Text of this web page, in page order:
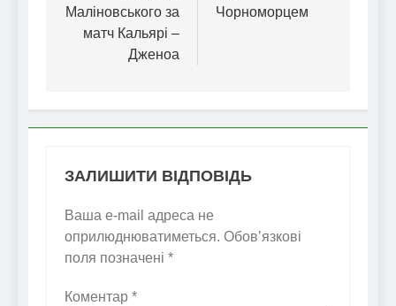
Маліновського за
матч Кальярі –
Дженоа
Чорноморцем
ЗАЛИШИТИ ВІДПОВІДЬ
Ваша e-mail адреса не
оприлюднюватиметься. Обов’язкові
поля позначені *
Коментар *